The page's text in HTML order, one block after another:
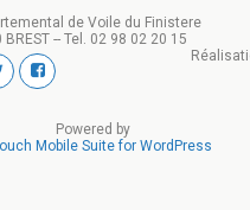
de Voile du Finistere
-- Tel. 02 98 02 20 15
Powered by
Mobile Suite for WordPress